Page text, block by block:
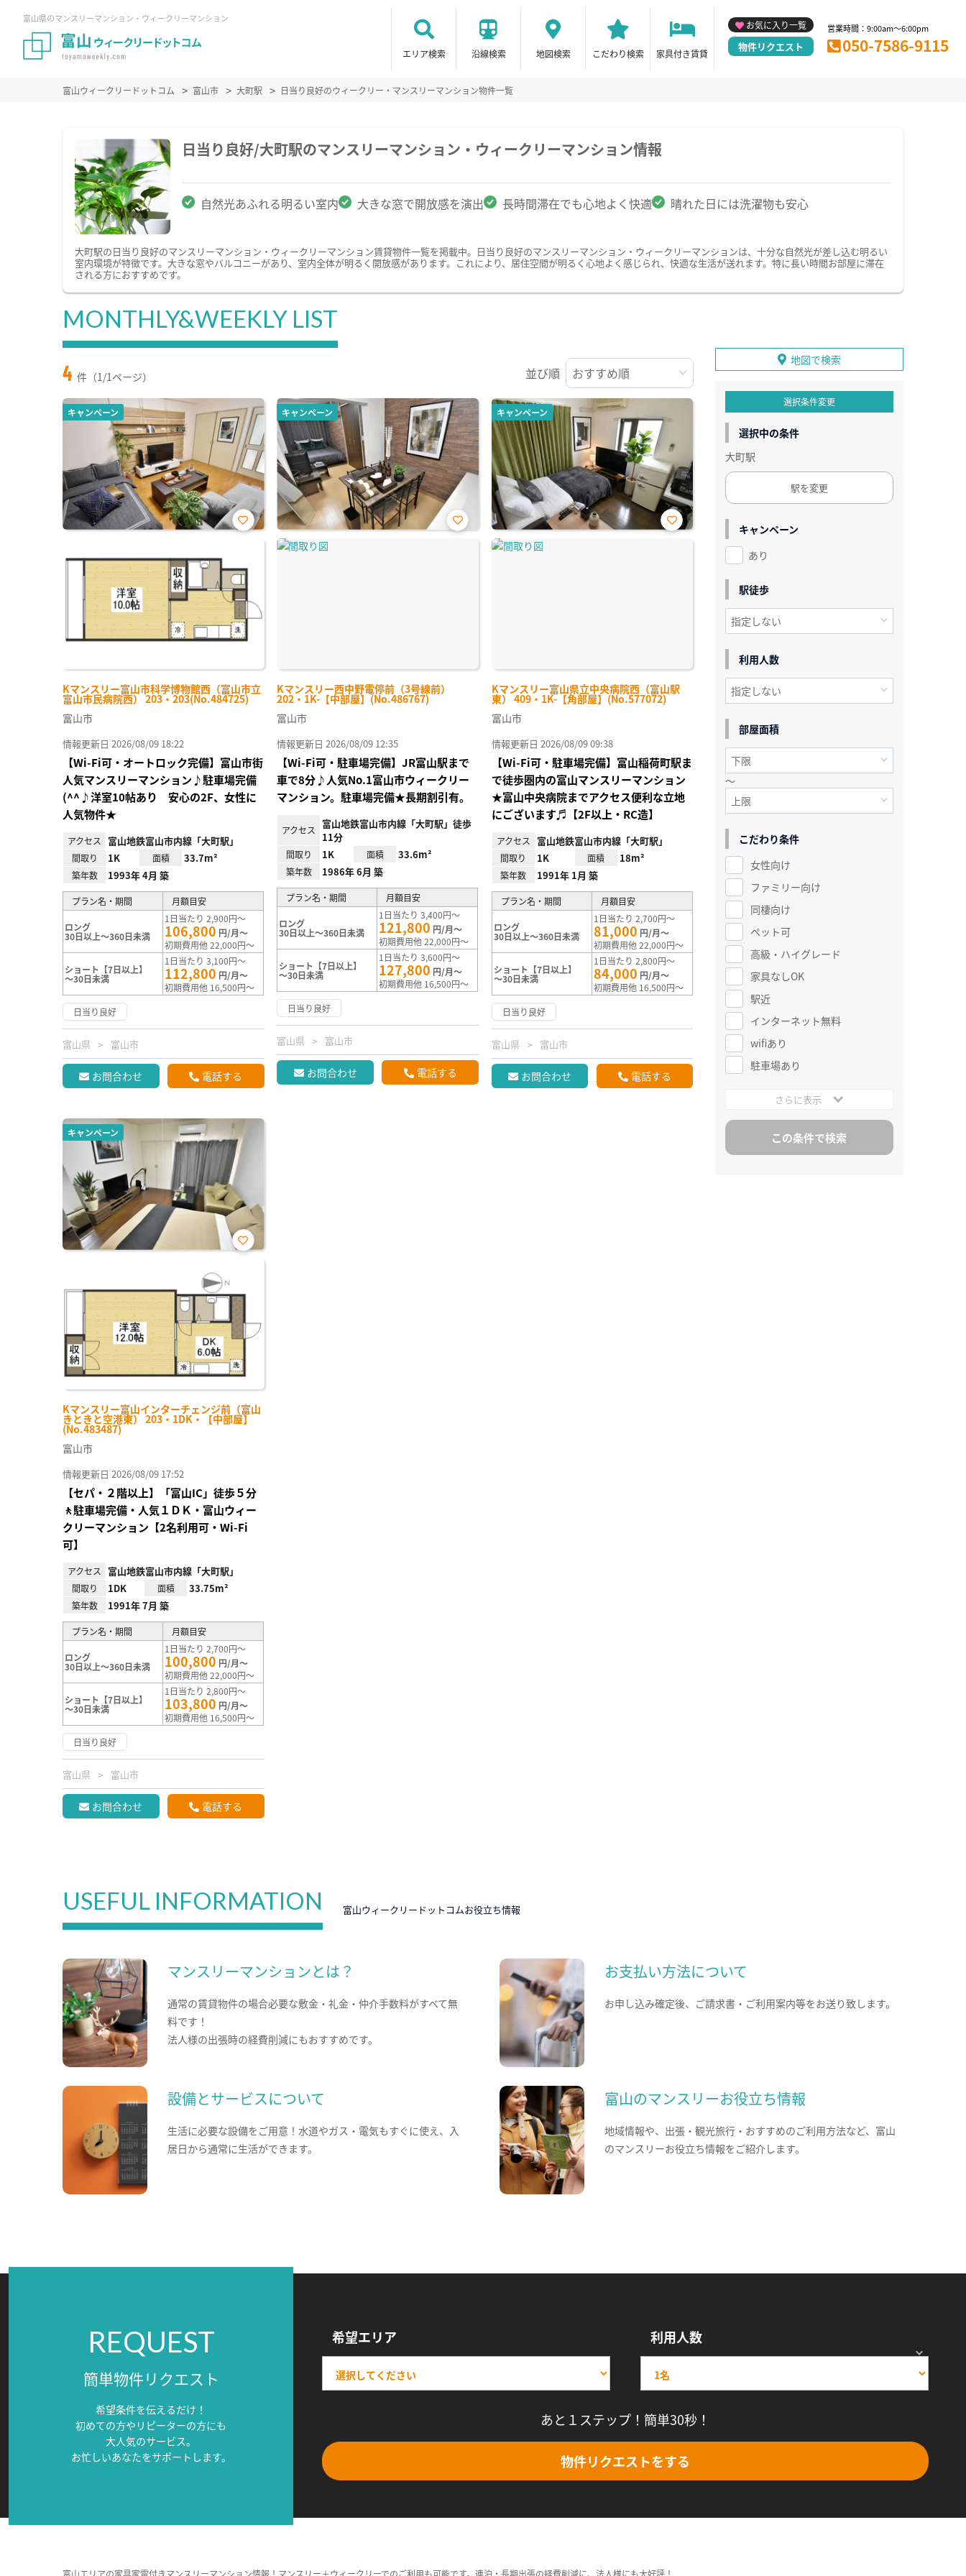
富山県のマンスリーマンション・ウィークリーマンション
エリア検索 沿線検索 地図検索 こだわり検索 家具付き賃貸
お気に入り一覧
物件リクエスト
営業時間：9:00am～6:00pm
050-7586-9115
富山ウィークリードットコム 富山市 大町駅 日当り良好のウィークリー・マンスリーマンション物件一覧
日当り良好/大町駅のマンスリーマンション・ウィークリーマンション情報
自然光あふれる明るい室内 大きな窓で開放感を演出 長時間滞在でも心地よく快適 晴れた日には洗濯物も安心
大町駅の日当り良好のマンスリーマンション・ウィークリーマンション賃貸物件一覧を掲載中。日当り良好のマンスリーマンション・ウィークリーマンションは、十分な自然光が差し込む明るい
室内環境が特徴です。大きな窓やバルコニーがあり、室内全体が明るく開放感があります。これにより、居住空間が明るく心地よく感じられ、快適な生活が送れます。特に長い時間お部屋に滞在
される方におすすめです。
MONTHLY&WEEKLY LIST
4 件（1/1ページ） 並び順
キャンペーン
Kマンスリー富山市科学博物館西（富山市立
富山市民病院西） 203・203(No.484725)
お気
録
富山市
情報更新日 2026/08/09 18:22
【Wi-Fi可・オートロック完備】富山市街
人気マンスリーマンション♪駐車場完備
(^^♪洋室10帖あり 安心の2F、女性に
人気物件★
アクセス 富山地鉄富山市内線「大町駅」
間取り 1K 面積 33.7m²
築年数 1993年 4月 築
プラン名・期間 月額目安
ロング
30日以上～360日未満
1日当たり 2,900円～
106,800 円/月～
初期費用他 22,000円～
ショート【7日以上】
～30日未満
1日当たり 3,100円～
112,800 円/月～
初期費用他 16,500円～
日当り良好
富山県 富山市
お問合わせ 電話する
キャンペーン
Kマンスリー西中野電停前（3号線前）
202・1K-【中部屋】(No.486767)
お気
富山市
情報更新日 2026/08/09 12:35
【Wi-Fi可・駐車場完備】JR富山駅まで
車で8分♪人気No.1富山市ウィークリー
マンション。駐車場完備★長期割引有。
アクセス
富山地鉄富山市内線「大町駅」徒歩
11分
間取り 1K 面積 33.6m²
築年数 1986年 6月 築
プラン名・期間 月額目安
ロング
30日以上～360日未満
1日当たり 3,400円～
121,800 円/月～
初期費用他 22,000円～
ショート【7日以上】
～30日未満
1日当たり 3,600円～
127,800 円/月～
初期費用他 16,500円～
日当り良好
富山県 富山市
お問合わせ 電話する
キャンペーン
Kマンスリー富山県立中央病院西（富山駅
東） 409・1K-【角部屋】(No.577072)
お気
富山市
情報更新日 2026/08/09 09:38
【Wi-Fi可・駐車場完備】富山稲荷町駅ま
で徒歩圏内の富山マンスリーマンション
★富山中央病院までアクセス便利な立地
にございます♬【2F以上・RC造】
アクセス 富山地鉄富山市内線「大町駅」
間取り 1K 面積 18m²
築年数 1991年 1月 築
プラン名・期間 月額目安
ロング
30日以上～360日未満
1日当たり 2,700円～
81,000 円/月～
初期費用他 22,000円～
ショート【7日以上】
～30日未満
1日当たり 2,800円～
84,000 円/月～
初期費用他 16,500円～
日当り良好
富山県 富山市
お問合わせ 電話する
キャンペーン
Kマンスリー富山インターチェンジ前（富山
きときと空港東） 203・1DK・【中部屋】
(No.483487)
お気
富山市
情報更新日 2026/08/09 17:52
【セパ・２階以上】「富山IC」徒歩５分
🚶駐車場完備・人気１ＤＫ・富山ウィー
クリーマンション【2名利用可・Wi-Fi
可】
アクセス 富山地鉄富山市内線「大町駅」
間取り 1DK 面積 33.75m²
築年数 1991年 7月 築
プラン名・期間 月額目安
ロング
30日以上～360日未満
1日当たり 2,700円～
100,800 円/月～
初期費用他 22,000円～
ショート【7日以上】
～30日未満
1日当たり 2,800円～
103,800 円/月～
初期費用他 16,500円～
日当り良好
富山県 富山市
お問合わせ 電話する
地図で検索
選択条件変更
選択中の条件
大町駅
駅を変更
キャンペーン
あり
駅徒歩
利用人数
部屋面積
～
こだわり条件
女性向け
ファミリー向け
同棲向け
ペット可
高級・ハイグレード
家具なしOK
駅近
インターネット無料
wifiあり
駐車場あり
さらに表示
USEFUL INFORMATION 富山ウィークリードットコムお役立ち情報
マンスリーマンションとは？
通常の賃貸物件の場合必要な敷金・礼金・仲介手数料がすべて無
料です！
法人様の出張時の経費削減にもおすすめです。
お支払い方法について
お申し込み確定後、ご請求書・ご利用案内等をお送り致します。
設備とサービスについて
生活に必要な設備をご用意！水道やガス・電気もすぐに使え、入
居日から通常に生活ができます。
富山のマンスリーお役立ち情報
地域情報や、出張・観光旅行・おすすめのご利用方法など、富山
のマンスリーお役立ち情報をご紹介します。
REQUEST
簡単物件リクエスト
希望条件を伝えるだけ！
初めての方やリピーターの方にも
大人気のサービス。
お忙しいあなたをサポートします。
希望エリア 利用人数
あと１ステップ！簡単30秒！
物件リクエストをする